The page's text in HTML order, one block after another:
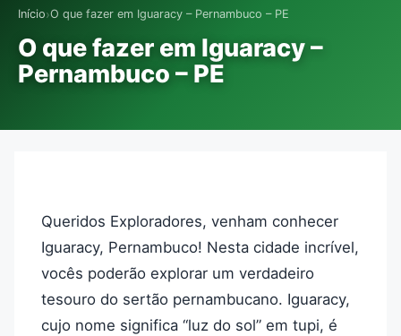
Início›O que fazer em Iguaracy – Pernambuco – PE
O que fazer em Iguaracy –
Pernambuco – PE
Queridos Exploradores, venham conhecer
Iguaracy, Pernambuco! Nesta cidade incrível,
vocês poderão explorar um verdadeiro
tesouro do sertão pernambucano. Iguaracy,
cujo nome significa “luz do sol” em tupi, é